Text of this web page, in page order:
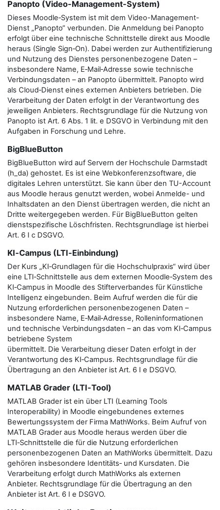
Panopto (Video-Management-System)
Dieses Moodle‑System ist mit dem Video-Management-
Dienst „Panopto“ verbunden. Die Anmeldung bei Panopto
erfolgt über eine technische Schnittstelle direkt aus Moodle
heraus (Single Sign‑On). Dabei werden zur Authentifizierung
und Nutzung des Dienstes personenbezogene Daten –
insbesondere Name, E‑Mail‑Adresse sowie technische
Verbindungsdaten – an Panopto übermittelt. Panopto wird
als Cloud‑Dienst eines externen Anbieters betrieben. Die
Verarbeitung der Daten erfolgt in der Verantwortung des
jeweiligen Anbieters. Rechtsgrundlage für die Nutzung von
Panopto ist Art. 6 Abs. 1 lit. e DSGVO in Verbindung mit den
Aufgaben in Forschung und Lehre.
BigBlueButton
BigBlueButton wird auf Servern der Hochschule Darmstadt
(h_da) gehostet. Es ist eine Webkonferenzsoftware, die
digitales Lehren unterstützt. Sie kann über den TU-Account
aus Moodle heraus genutzt werden, wobei Anmelde- und
Inhaltsdaten an den Dienst übertragen werden, die nicht an
Dritte weitergegeben werden. Für BigBlueButton gelten
dienstspezifische Löschfristen. Rechtsgrundlage ist hierbei
Art. 6 I c DSGVO.
KI‑Campus (LTI‑Einbindung)
Der Kurs „KI‑Grundlagen für die Hochschulpraxis“ wird über
eine LTI‑Schnittstelle aus dem externen Moodle‑System des
KI‑Campus in Moodle des Stifterverbandes für Künstliche
Intelligenz eingebunden. Beim Aufruf werden die für die
Nutzung erforderlichen personenbezogenen Daten –
insbesondere Name, E‑Mail‑Adresse, Rolleninformationen
und technische Verbindungsdaten – an das vom KI‑Campus
betriebene System
übermittelt. Die Verarbeitung dieser Daten erfolgt in der
Verantwortung des KI‑Campus. Rechtsgrundlage für die
Übertragung an den Anbieter ist Art. 6 I e DSGVO.
MATLAB Grader (LTI‑Tool)
MATLAB Grader ist ein über LTI (Learning Tools
Interoperability) in Moodle eingebundenes externes
Bewertungssystem der Firma MathWorks. Beim Aufruf von
MATLAB Grader aus Moodle heraus werden über die
LTI‑Schnittstelle die für die Nutzung erforderlichen
personenbezogenen Daten an MathWorks übermittelt. Dazu
gehören insbesondere Identitäts‑ und Kursdaten. Die
Verarbeitung erfolgt durch MathWorks als externen
Anbieter. Rechtsgrundlage für die Übertragung an den
Anbieter ist Art. 6 I e DSGVO.